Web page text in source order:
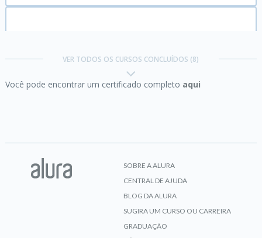
VER TODOS OS CURSOS CONCLUÍDOS (8)
Você pode encontrar um certificado completo aqui
SOBRE A ALURA
CENTRAL DE AJUDA
BLOG DA ALURA
SUGIRA UM CURSO OU CARREIRA
GRADUAÇÃO